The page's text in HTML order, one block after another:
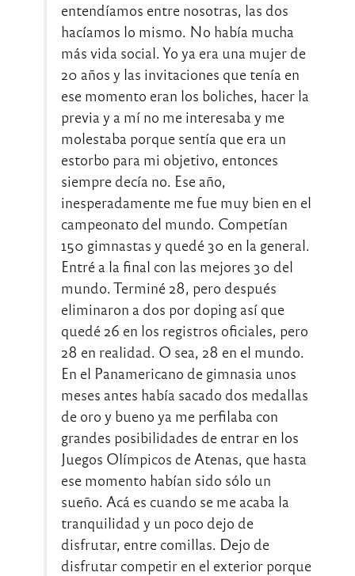
entendíamos entre nosotras, las dos
hacíamos lo mismo. No había mucha
más vida social. Yo ya era una mujer de
20 años y las invitaciones que tenía en
ese momento eran los boliches, hacer la
previa y a mí no me interesaba y me
molestaba porque sentía que era un
estorbo para mi objetivo, entonces
siempre decía no. Ese año,
inesperadamente me fue muy bien en el
campeonato del mundo. Competían
150 gimnastas y quedé 30 en la general.
Entré a la final con las mejores 30 del
mundo. Terminé 28, pero después
eliminaron a dos por doping así que
quedé 26 en los registros oficiales, pero
28 en realidad. O sea, 28 en el mundo.
En el Panamericano de gimnasia unos
meses antes había sacado dos medallas
de oro y bueno ya me perfilaba con
grandes posibilidades de entrar en los
Juegos Olímpicos de Atenas, que hasta
ese momento habían sido sólo un
sueño. Acá es cuando se me acaba la
tranquilidad y un poco dejo de
disfrutar, entre comillas. Dejo de
disfrutar competir en el exterior porque